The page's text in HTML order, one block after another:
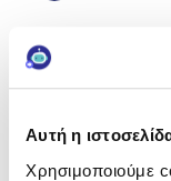
Αυτή η
Χρησιμοποιούμε
Like it? Share